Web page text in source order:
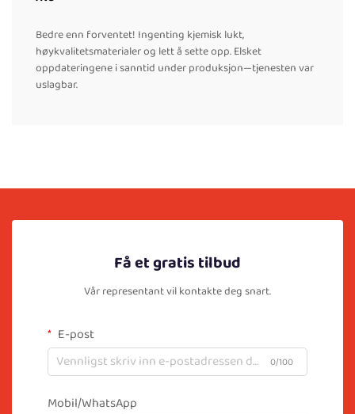
Bedre enn forventet! Ingenting kjemisk lukt,
høykvalitetsmaterialer og lett å sette opp. Elsket
oppdateringene i sanntid under produksjon—tjenesten var
uslagbar.
Få et gratis tilbud
Vår representant vil kontakte deg snart.
E-post
0/100
Mobil/WhatsApp